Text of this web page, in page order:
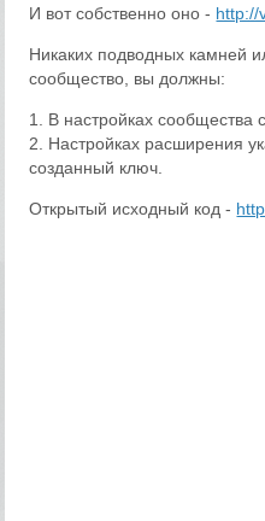
И вот собственно оно - http://
Никаких подводных камней
сообщество, вы должны:
1. В настройках сообщества
2. Настройках расширения
созданный ключ.
Открытый исходный код -